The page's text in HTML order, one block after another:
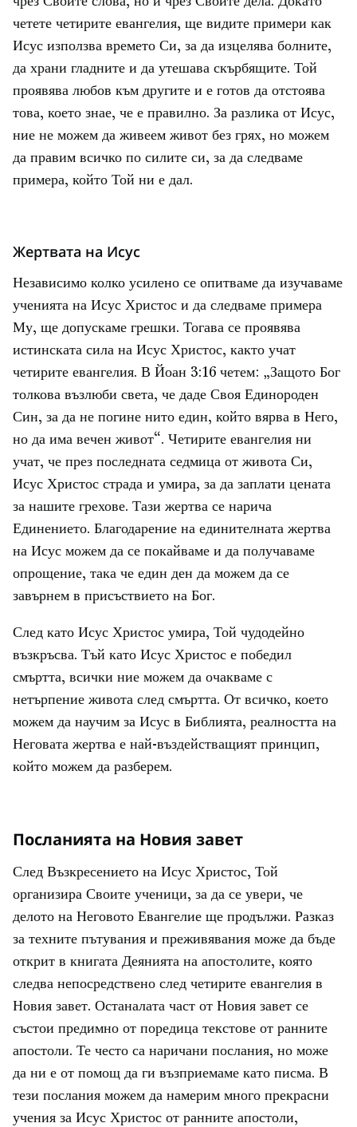
четете четирите евангелия, ще видите примери как
Исус използва времето Си, за да изцелява болните,
да храни гладните и да утешава скърбящите. Той
проявява любов към другите и е готов да отстоява
това, което знае, че е правилно. За разлика от Исус,
ние не можем да живеем живот без грях, но можем
да правим всичко по силите си, за да следваме
примера, който Той ни е дал.
Жертвата на Исус
Независимо колко усилено се опитваме да изучаваме
ученията на Исус Христос и да следваме примера
Му, ще допускаме грешки. Тогава се проявява
истинската сила на Исус Христос, както учат
четирите евангелия. В Йоан 3:16 четем: „Защото Бог
толкова възлюби света, че даде Своя Единороден
Син, за да не погине нито един, който вярва в Него,
но да има вечен живот“. Четирите евангелия ни
учат, че през последната седмица от живота Си,
Исус Христос страда и умира, за да заплати цената
за нашите грехове. Тази жертва се нарича
Единението. Благодарение на единителната жертва
на Исус можем да се покайваме и да получаваме
опрощение, така че един ден да можем да се
завърнем в присъствието на Бог.
След като Исус Христос умира, Той чудодейно
възкръсва. Тъй като Исус Христос е победил
смъртта, всички ние можем да очакваме с
нетърпение живота след смъртта. От всичко, което
можем да научим за Исус в Библията, реалността на
Неговата жертва е най-въздействащият принцип,
който можем да разберем.
Посланията на Новия завет
След Възкресението на Исус Христос, Той
организира Своите ученици, за да се увери, че
делото на Неговото Евангелие ще продължи. Разказ
за техните пътувания и преживявания може да бъде
открит в книгата Деянията на апостолите, която
следва непосредствено след четирите евангелия в
Новия завет. Останалата част от Новия завет се
състои предимно от поредица текстове от ранните
апостоли. Те често са наричани послания, но може
да ни е от помощ да ги възприемаме като писма. В
тези послания можем да намерим много прекрасни
учения за Исус Христос от ранните апостоли,